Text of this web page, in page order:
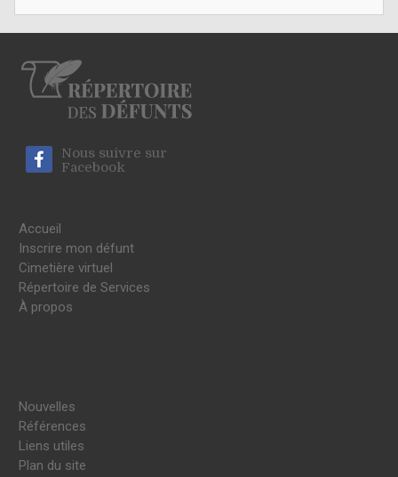
Nous suivre sur
Facebook
Accueil
Inscrire mon défunt
Cimetière virtuel
Répertoire de Services
À propos
Nouvelles
Références
Liens utiles
Plan du site